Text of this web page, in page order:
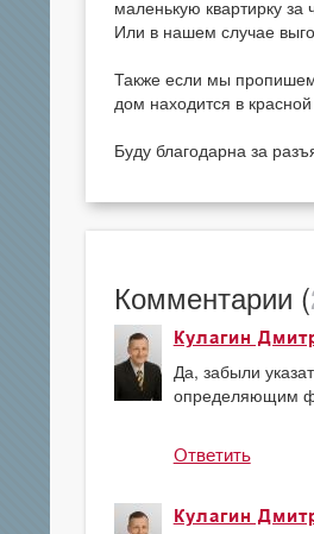
маленькую квартирку
Или в нашем случае
Также если мы пропишем
дом находится в
Буду благодарна за
Комментарии (
Кулагин
Да, забыли
определяющим
Ответить
Кулагин